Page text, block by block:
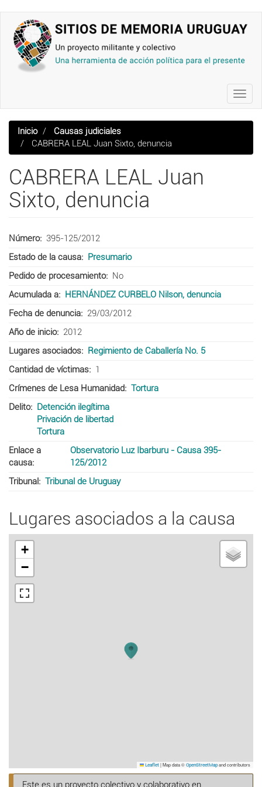
contenido
principal
Inicio
Causas judiciales
CABRERA LEAL Juan Sixto, denuncia
CABRERA LEAL Juan
Sixto, denuncia
Número
395-125/2012
Estado de la causa
Presumario
Pedido de procesamiento
No
Acumulada a
HERNÁNDEZ CURBELO Nilson, denuncia
Fecha de denuncia
29/03/2012
Año de inicio
2012
Lugares asociados
Regimiento de Caballería No. 5
Cantidad de víctimas
1
Crímenes de Lesa Humanidad
Tortura
Delito
Detención ilegítima
Privación de libertad
Tortura
Enlace a
causa
Observatorio Luz Ibarburu - Causa 395-
125/2012
Tribunal
Tribunal de Uruguay
Lugares asociados a la causa
+
−
Leaflet |Map data © OpenStreetMapand contributors
Este es un proyecto colectivo y colaborativo en